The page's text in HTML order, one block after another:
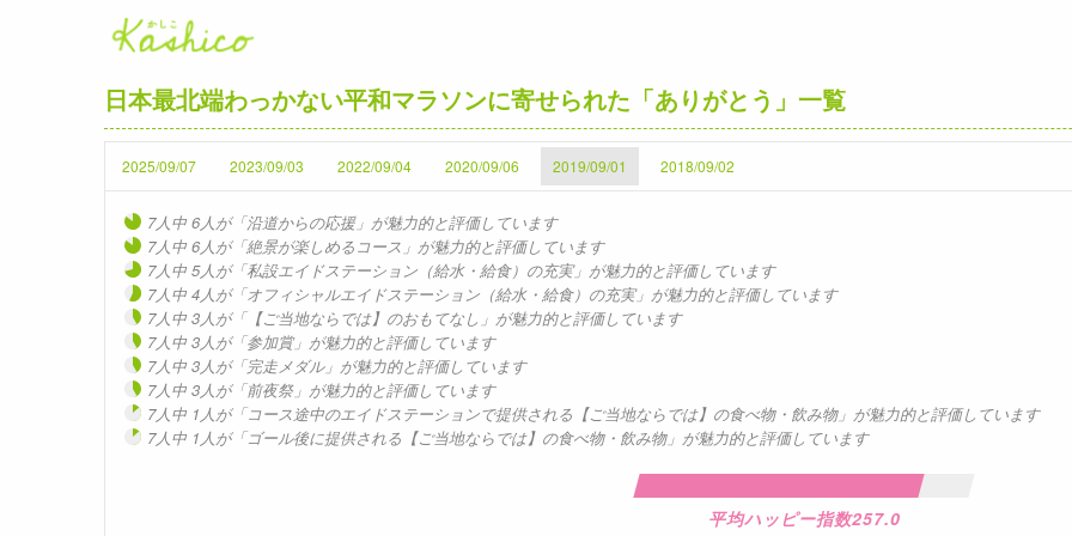
日本最北端わっかない平和マラソンに寄せられた「ありがとう」一覧
2025/09/07 2023/09/03 2022/09/04 2020/09/06 2019/09/01 2018/09/02
7人中 6人が「沿道からの応援」が魅力的と評価しています
7人中 6人が「絶景が楽しめるコース」が魅力的と評価しています
7人中 5人が「私設エイドステーション（給水・給食）の充実」が魅力的と評価しています
7人中 4人が「オフィシャルエイドステーション（給水・給食）の充実」が魅力的と評価しています
7人中 3人が「【ご当地ならでは】のおもてなし」が魅力的と評価しています
7人中 3人が「参加賞」が魅力的と評価しています
7人中 3人が「完走メダル」が魅力的と評価しています
7人中 3人が「前夜祭」が魅力的と評価しています
7人中 1人が「コース途中のエイドステーションで提供される【ご当地ならでは】の食べ物・飲み物」が魅力的と評価しています
7人中 1人が「ゴール後に提供される【ご当地ならでは】の食べ物・飲み物」が魅力的と評価しています
平均ハッピー指数257.0